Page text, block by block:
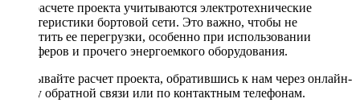
При расчете проекта учитываются электротехнические
характеристики бортовой сети. Это важно, чтобы не
допустить ее перегрузки, особенно при использовании
сабвуферов и прочего энергоемкого оборудования.
Заказывайте расчет проекта, обратившись к нам через онлайн-
форму обратной связи или по контактным телефонам.